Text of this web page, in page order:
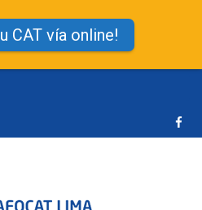
CAT vía online!